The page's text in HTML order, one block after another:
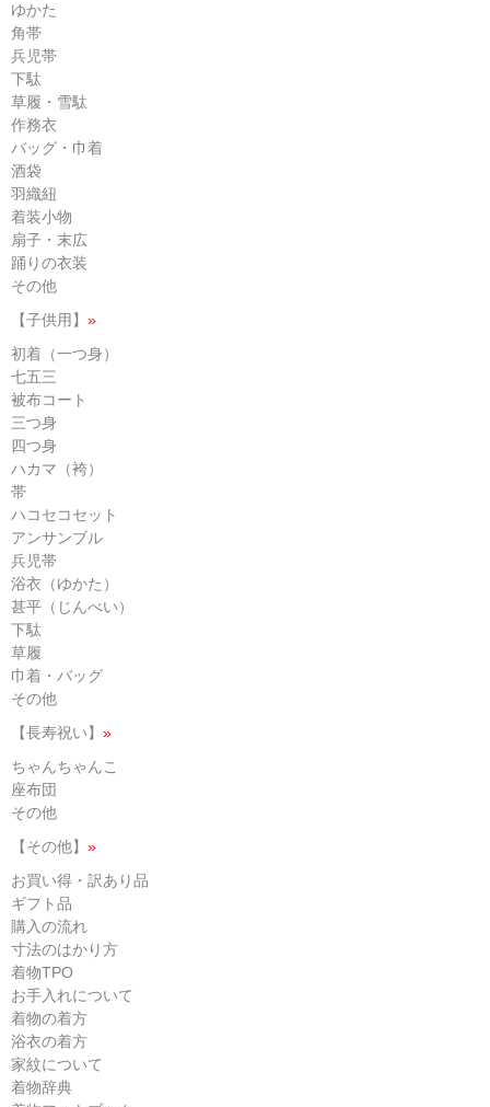
ゆかた
角帯
兵児帯
下駄
草履・雪駄
作務衣
バッグ・巾着
酒袋
羽織紐
着装小物
扇子・末広
踊りの衣装
その他
【子供用】 »
初着（一つ身）
七五三
被布コート
三つ身
四つ身
ハカマ（袴）
帯
ハコセコセット
アンサンブル
兵児帯
浴衣（ゆかた）
甚平（じんべい）
下駄
草履
巾着・バッグ
その他
【長寿祝い】 »
ちゃんちゃんこ
座布団
その他
【その他】 »
お買い得・訳あり品
ギフト品
購入の流れ
寸法のはかり方
着物TPO
お手入れについて
着物の着方
浴衣の着方
家紋について
着物辞典